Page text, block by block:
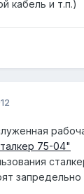
кабель и т.п.)
75-04"
запредельно